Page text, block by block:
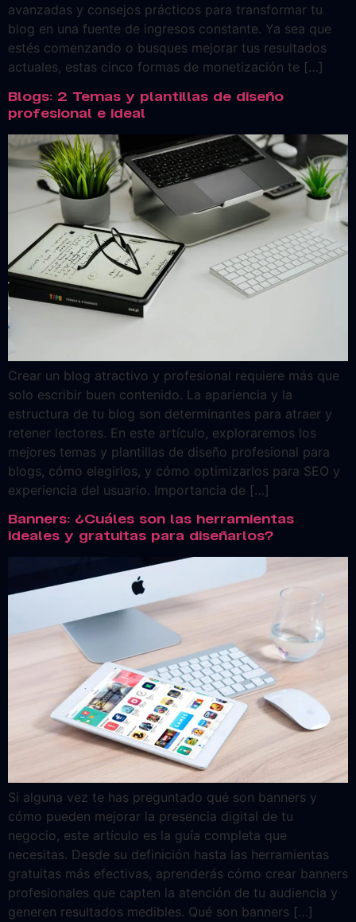
avanzadas y consejos prácticos para transformar tu
blog en una fuente de ingresos constante. Ya sea que
estés comenzando o busques mejorar tus resultados
actuales, estas cinco formas de monetización te […]
Blogs: 2 Temas y plantillas de diseño
profesional e ideal
Crear un blog atractivo y profesional requiere más que
solo escribir buen contenido. La apariencia y la
estructura de tu blog son determinantes para atraer y
retener lectores. En este artículo, exploraremos los
mejores temas y plantillas de diseño profesional para
blogs, cómo elegirlos, y cómo optimizarlos para SEO y
experiencia del usuario. Importancia de […]
Banners: ¿Cuáles son las herramientas
ideales y gratuitas para diseñarlos?
Si alguna vez te has preguntado qué son banners y
cómo pueden mejorar la presencia digital de tu
negocio, este artículo es la guía completa que
necesitas. Desde su definición hasta las herramientas
gratuitas más efectivas, aprenderás cómo crear banners
profesionales que capten la atención de tu audiencia y
generen resultados medibles. Qué son banners […]